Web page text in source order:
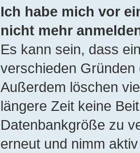
Ich habe mich vor
nicht mehr
Es kann sein, dass
verschieden
Außerdem löschen
längere Zeit keine
Datenbankgröße zu
erneut und nimm